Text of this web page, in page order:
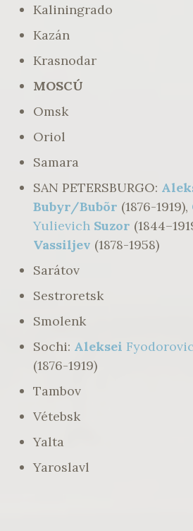
Kaliningrado
Kazán
Krasnodar
MOSCÚ
Omsk
Oriol
Samara
SAN PETERSBURGO:
Bubyr/Bubõr (1876-1919),
Yulievich Suzor
Vassiljev (1878-1958)
Sarátov
Sestroretsk
Smolenk
Sochi: Aleksei
(1876-1919)
Tambov
Vétebsk
Yalta
Yaroslavl